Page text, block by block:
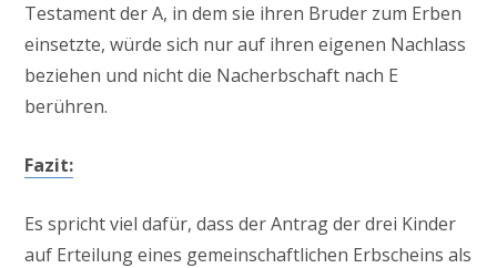
Testament der A, in dem sie ihren Bruder zum Erben
einsetzte, würde sich nur auf ihren eigenen Nachlass
beziehen und nicht die Nacherbschaft nach E
berühren.
Fazit:
Es spricht viel dafür, dass der Antrag der drei Kinder
auf Erteilung eines gemeinschaftlichen Erbscheins als